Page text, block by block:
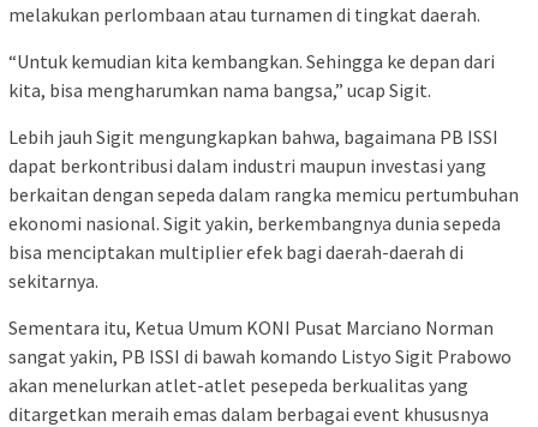
melakukan perlombaan atau turnamen di tingkat daerah.
“Untuk kemudian kita kembangkan. Sehingga ke depan dari
kita, bisa mengharumkan nama bangsa,” ucap Sigit.
Lebih jauh Sigit mengungkapkan bahwa, bagaimana PB ISSI
dapat berkontribusi dalam industri maupun investasi yang
berkaitan dengan sepeda dalam rangka memicu pertumbuhan
ekonomi nasional. Sigit yakin, berkembangnya dunia sepeda
bisa menciptakan multiplier efek bagi daerah-daerah di
sekitarnya.
Sementara itu, Ketua Umum KONI Pusat Marciano Norman
sangat yakin, PB ISSI di bawah komando Listyo Sigit Prabowo
akan menelurkan atlet-atlet pesepeda berkualitas yang
ditargetkan meraih emas dalam berbagai event khususnya